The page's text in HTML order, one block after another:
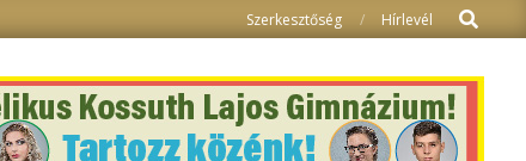
Szerkesztőség Hírlevél Search